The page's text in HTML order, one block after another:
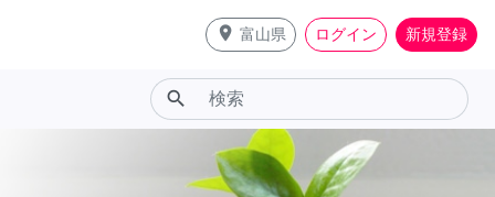
place 富山県 ログイン 新規登録
search